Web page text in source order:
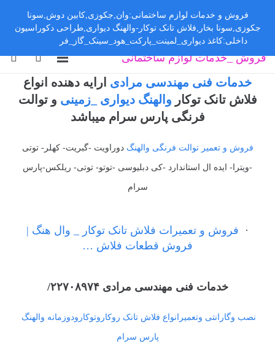
فروش _خدمات لوازم ساختمانی
خدمات فنی مهندسی مرادی ارایه دهنده انواع
فلاش تانک توکار والهنگ دیواری _زمینی و توالت
فرنگی پارس سرام میباشد
فروش و تعمیر توالت فرنگی والهنگ دوراویت -گبریت- کهلر- توتی
-ویترا- ایده ال استاندارد -کی دبلیوسی -توتو- توتی- ریلکس-پارس
سرام
· فروش و تعمیرات فلاش تانک توکار _ وال هنگ |
فروش قطعات فلاش …
خدمات فنی مهندسی مرادی ۲۲۷۰۸۹۷۴/
نصب وگارانتی وتعمیرانواع فلاش تانک روکاروتوکارودوزمانه والهنگ
پارس سرام
فروش و خدمات لوازم ساختمانی:وان,جکوزی,کابین دوش,سونا
جکوزی,سونا بخار,فلاش تانک توکار-والهنگ دیواری,طراحی دکوراسیون
داخلی:کاغذ دیواری_لمینت_پارکت_هود_سینک_گاز_فر